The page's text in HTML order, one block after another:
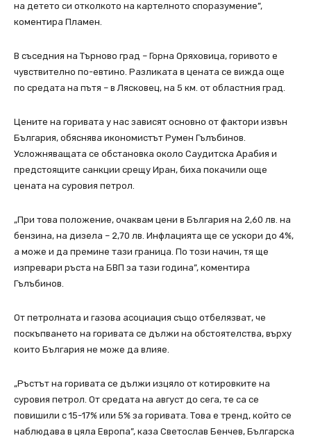
на детето си отколкото на картелното споразумение”,
коментира Пламен.
В съседния на Търново град – Горна Оряховица, горивото е
чувствително по-евтино. Разликата в цената се вижда още
по средата на пътя – в Лясковец, на 5 км. от областния град.
Цените на горивата у нас зависят основно от фактори извън
България, обяснява икономистът Румен Гълъбинов.
Усложняващата се обстановка около Саудитска Арабия и
предстоящите санкции срещу Иран, биха покачили още
цената на суровия петрол.
„При това положение, очаквам цени в България на 2,60 лв. на
бензина, на дизела – 2,70 лв. Инфлацията ще се ускори до 4%,
а може и да премине тази граница. По този начин, тя ще
изпревари ръста на БВП за тази година”, коментира
Гълъбинов.
От петролната и газова асоциация също отбелязват, че
поскъпването на горивата се дължи на обстоятелства, върху
които България не може да влияе.
„Ръстът на горивата се дължи изцяло от котировките на
суровия петрол. От средата на август до сега, те са се
повишили с 15-17% или 5% за горивата. Това е тренд, който се
наблюдава в цяла Европа”, каза Светослав Бенчев, Българска